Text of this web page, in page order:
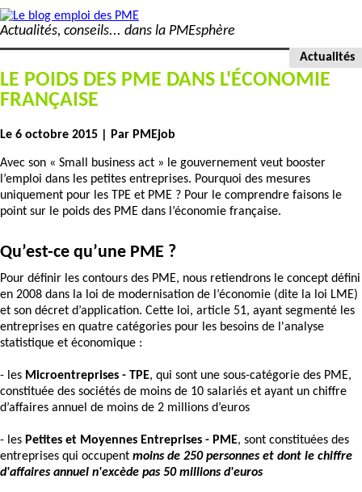
Actualités, conseils... dans la PMEsphère
Actualités
LE POIDS DES PME DANS L'ÉCONOMIE
FRANÇAISE
Le 6 octobre 2015 | Par PMEjob
Avec son « Small business act » le gouvernement veut booster
l’emploi dans les petites entreprises. Pourquoi des mesures
uniquement pour les TPE et PME ? Pour le comprendre faisons le
point sur le poids des PME dans l’économie française.
Qu’est-ce qu’une PME ?
Pour définir les contours des PME, nous retiendrons le concept défini
en 2008 dans la loi de modernisation de l’économie (dite la loi LME)
et son décret d’application. Cette loi, article 51, ayant segmenté les
entreprises en quatre catégories pour les besoins de l'analyse
statistique et économique :
- les Microentreprises - TPE, qui sont une sous-catégorie des PME,
constituée des sociétés de moins de 10 salariés et ayant un chiffre
d’affaires annuel de moins de 2 millions d’euros
- les Petites et Moyennes Entreprises - PME, sont constituées des
entreprises qui occupent moins de 250 personnes et dont le chiffre
d'affaires annuel n'excède pas 50 millions d'euros